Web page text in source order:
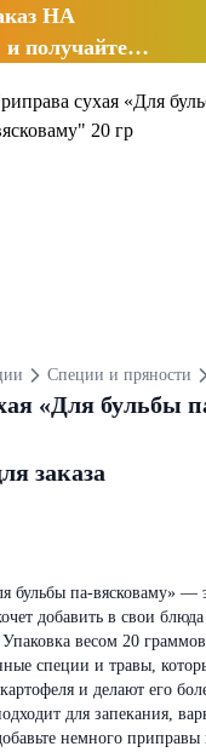
НА
Специи и пряности
«Для бульбы
заказа
бульбы па-вясковаму» —
добавить в свои
весом 20
специи и травы,
и делают его
для запекания,
немного